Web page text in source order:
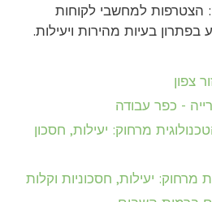
הצטרפות למחשבי לקוחות
בפתרון בעיות מהירות ויעילות.
צפון
- כפר עבודה
מרחוק: יעילות, חסכון
מרחוק: יעילות, חסכוניות וקלות